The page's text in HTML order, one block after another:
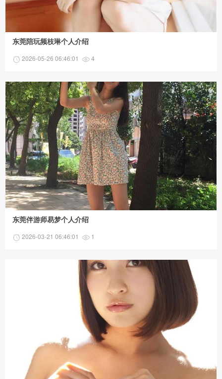
东莞陪玩频枝琳个人介绍
2026-05-26 06:46:01 4
东莞伴游师易梦个人介绍
2026-03-21 06:46:01 1